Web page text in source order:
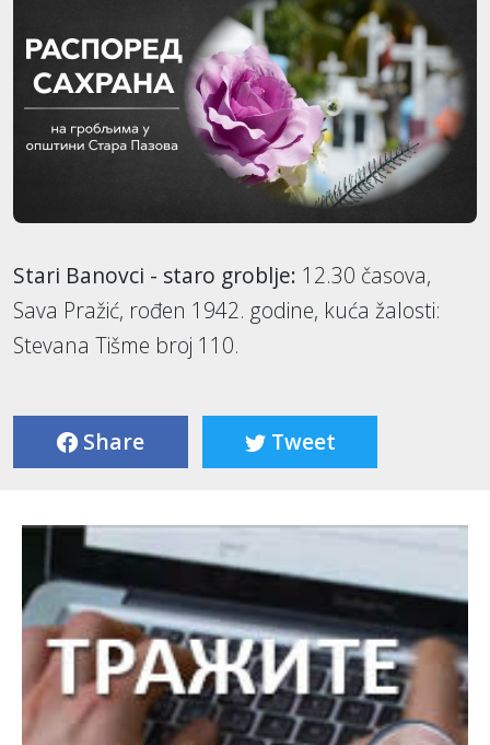
Stari Banovci - staro groblje: 12.30 časova,
Sava Pražić, rođen 1942. godine, kuća žalosti:
Stevana Tišme broj 110.
Share Tweet